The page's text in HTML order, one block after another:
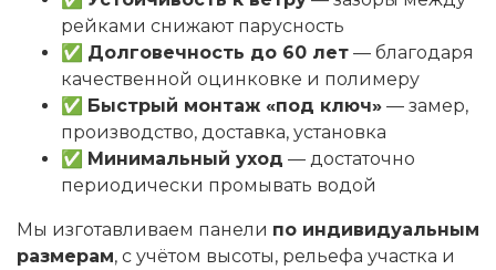
рейками снижают парусность
✅ Долговечность до 60 лет — благодаря
качественной оцинковке и полимеру
✅ Быстрый монтаж «под ключ» — замер,
производство, доставка, установка
✅ Минимальный уход — достаточно
периодически промывать водой
Мы изготавливаем панели по индивидуальным
размерам, с учётом высоты, рельефа участка и